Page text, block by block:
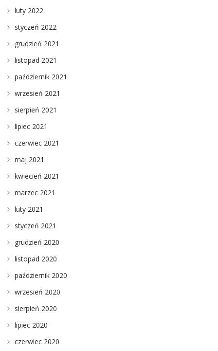
luty 2022
styczeń 2022
grudzień 2021
listopad 2021
październik 2021
wrzesień 2021
sierpień 2021
lipiec 2021
czerwiec 2021
maj 2021
kwiecień 2021
marzec 2021
luty 2021
styczeń 2021
grudzień 2020
listopad 2020
październik 2020
wrzesień 2020
sierpień 2020
lipiec 2020
czerwiec 2020